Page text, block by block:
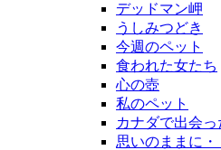
デッドマン岬
うしみつどき
今週のペット
食われた女たち
心の壺
私のペット
カナダで出会っ
思いのままに